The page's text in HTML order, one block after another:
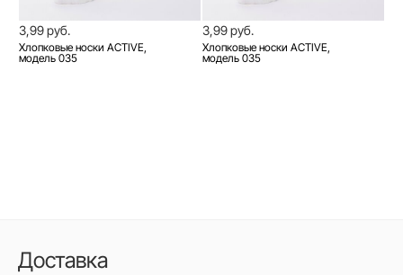
3,99 руб.
Хлопковые носки ACTIVE,
модель 035
3,99 руб.
Хлопковые носки ACTIVE,
модель 035
Доставка